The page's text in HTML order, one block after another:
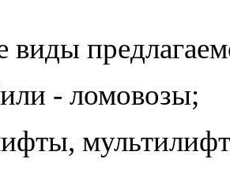
виды
- ломовозы;